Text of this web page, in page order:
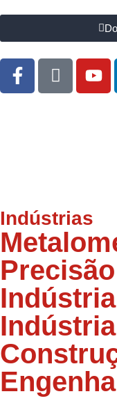
Indústrias
Precisão